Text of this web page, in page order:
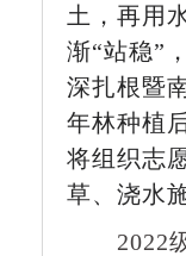
土，再用
渐“站稳”
深扎根暨
年林种植
将组织志
草、浇水
2022级